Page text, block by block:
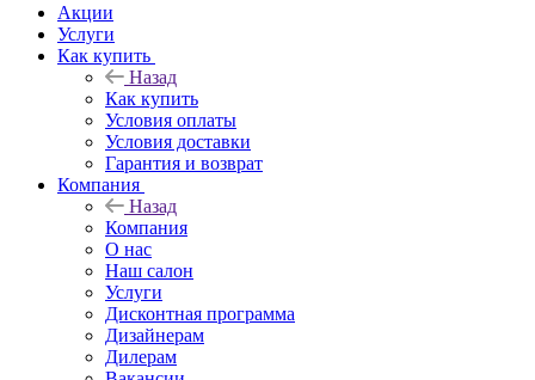
Акции
Услуги
Как купить
Назад
Как купить
Условия оплаты
Условия доставки
Гарантия и возврат
Компания
Назад
Компания
О нас
Наш салон
Услуги
Дисконтная программа
Дизайнерам
Дилерам